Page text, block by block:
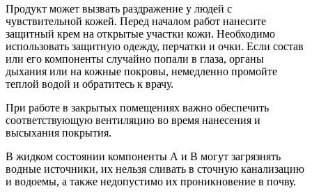
Продукт может вызвать раздражение у людей с
чувствительной кожей. Перед началом работ нанесите
защитный крем на открытые участки кожи. Необходимо
использовать защитную одежду, перчатки и очки. Если состав
или его компоненты случайно попали в глаза, органы
дыхания или на кожные покровы, немедленно промойте
теплой водой и обратитесь к врачу.
При работе в закрытых помещениях важно обеспечить
соответствующую вентиляцию во время нанесения и
высыхания покрытия.
В жидком состоянии компоненты А и В могут загрязнять
водные источники, их нельзя сливать в сточную канализацию
и водоемы, а также недопустимо их проникновение в почву.